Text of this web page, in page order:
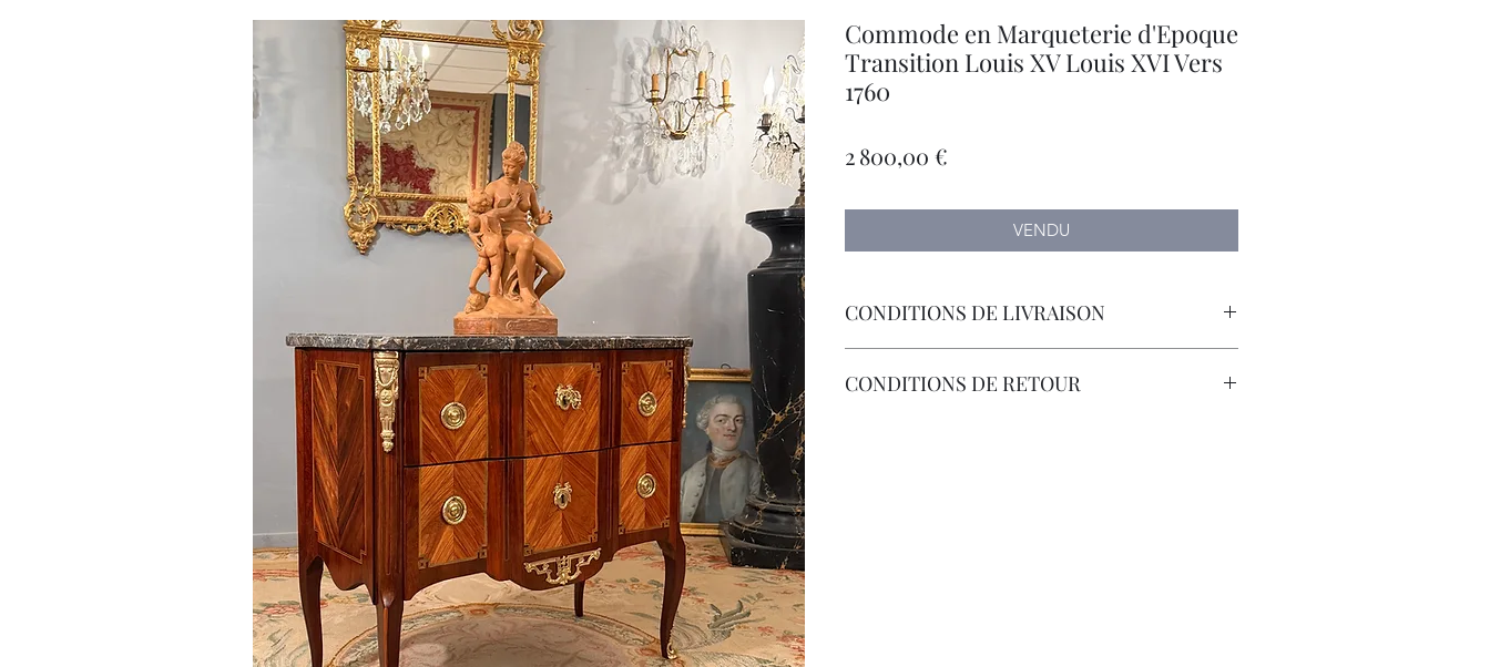
Commode en Marqueterie d'Epoque
Transition Louis XV Louis XVI Vers
1760
2 800,00 €
VENDU
CONDITIONS DE LIVRAISON
CONDITIONS DE RETOUR